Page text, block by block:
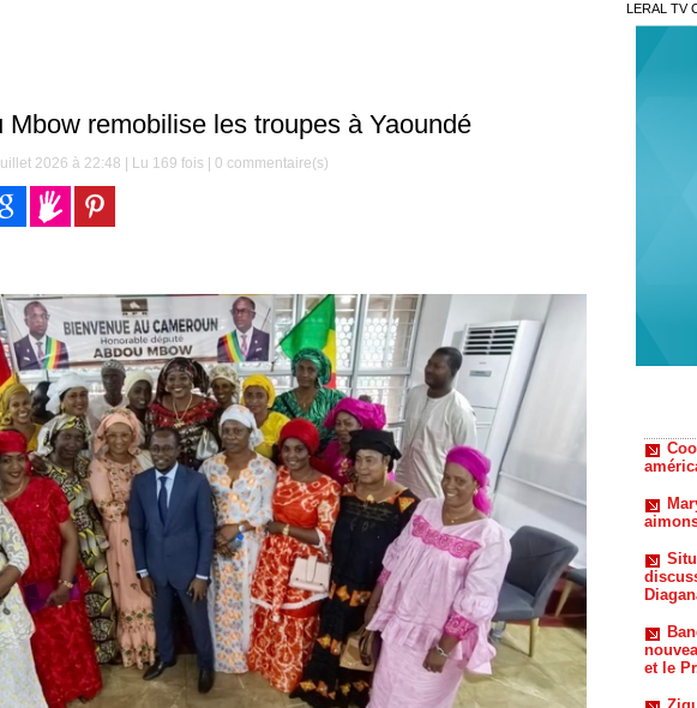
Mbow remobilise les troupes à Yaoundé
2026 à 22:48 | Lu 169 fois | 0 commentaire(s)
LERAL TV
et le